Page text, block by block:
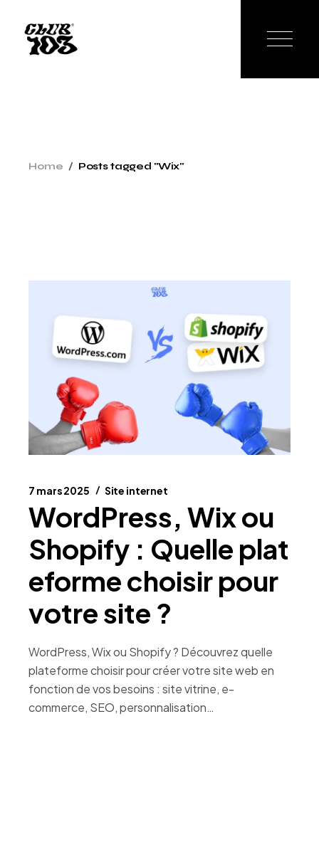
content
Home Posts tagged "Wix"
7 mars 2025 Site internet
WordPress, Wix ou
Shopify : Quelle plat
eforme choisir pour
votre site ?
WordPress, Wix ou Shopify ? Découvrez quelle
plateforme choisir pour créer votre site web en
fonction de vos besoins : site vitrine, e-
commerce, SEO, personnalisation…